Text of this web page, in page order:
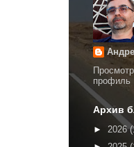
профиль
Архив
► 2026